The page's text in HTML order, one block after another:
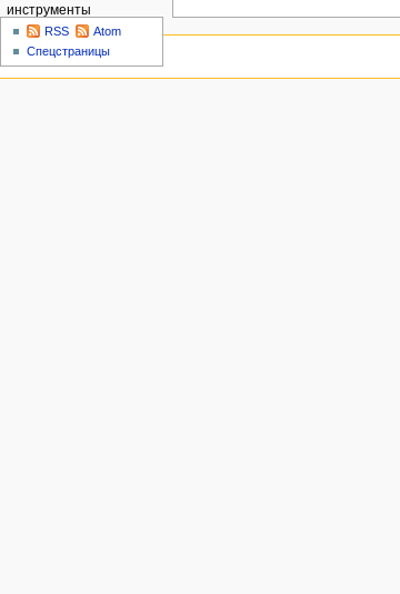
инструменты
RSS
Atom
Спецстраницы